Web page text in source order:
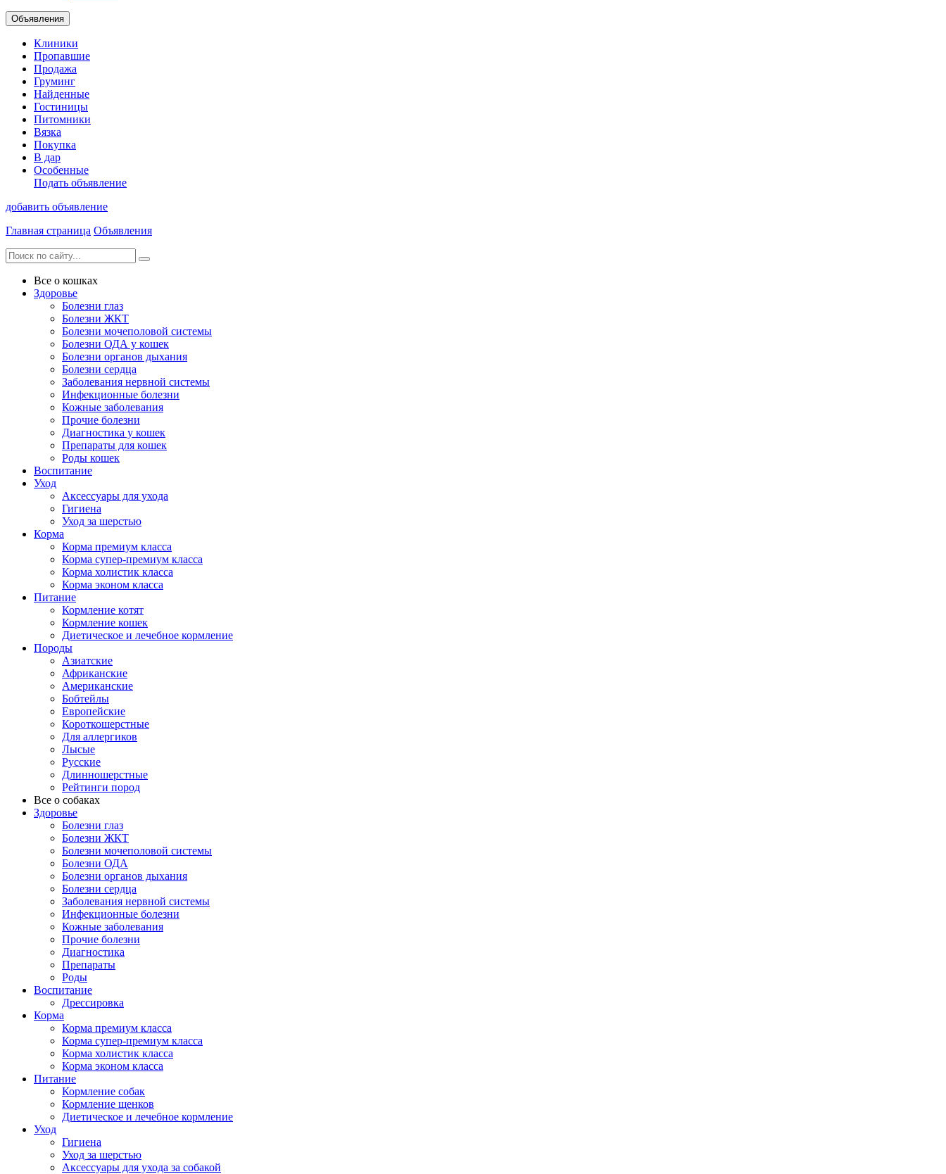
Объявления
Клиники
Пропавшие
Продажа
Груминг
Найденные
Гостиницы
Питомники
Вязка
Покупка
В дар
Особенные
Подать объявление
добавить объявление
Главная страница Объявления
Все о кошках
Здоровье
Болезни глаз
Болезни ЖКТ
Болезни мочеполовой системы
Болезни ОДА у кошек
Болезни органов дыхания
Болезни сердца
Заболевания нервной системы
Инфекционные болезни
Кожные заболевания
Прочие болезни
Диагностика у кошек
Препараты для кошек
Роды кошек
Воспитание
Уход
Аксессуары для ухода
Гигиена
Уход за шерстью
Корма
Корма премиум класса
Корма супер-премиум класса
Корма холистик класса
Корма эконом класса
Питание
Кормление котят
Кормление кошек
Диетическое и лечебное кормление
Породы
Азиатские
Африканские
Американские
Бобтейлы
Европейские
Короткошерстные
Для аллергиков
Лысые
Русские
Длинношерстные
Рейтинги пород
Все о собаках
Здоровье
Болезни глаз
Болезни ЖКТ
Болезни мочеполовой системы
Болезни ОДА
Болезни органов дыхания
Болезни сердца
Заболевания нервной системы
Инфекционные болезни
Кожные заболевания
Прочие болезни
Диагностика
Препараты
Роды
Воспитание
Дрессировка
Корма
Корма премиум класса
Корма супер-премиум класса
Корма холистик класса
Корма эконом класса
Питание
Кормление собак
Кормление щенков
Диетическое и лечебное кормление
Уход
Гигиена
Уход за шерстью
Аксессуары для ухода за собакой